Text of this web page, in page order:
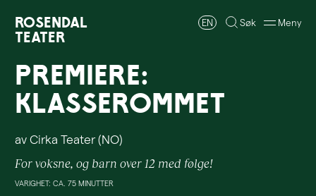
Rosendal
Teater
EN Søk Meny
PREMIERE:
Klasserommet
av Cirka Teater (NO)
For voksne, og barn over 12 med følge!
VARIGHET: CA. 75 MINUTTER